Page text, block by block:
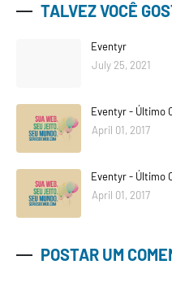
TALVEZ VOCÊ
Eventyr
July 25, 2021
Eventyr - Último
April 01, 2017
Eventyr - Último
April 01, 2017
POSTAR UM
Feito com por